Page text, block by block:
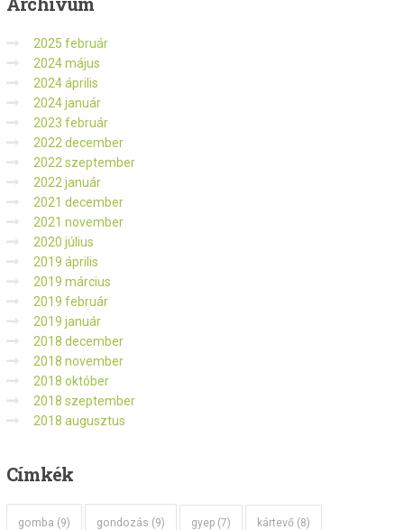
2025 február
2024 május
2024 április
2024 január
2023 február
2022 december
2022 szeptember
2022 január
2021 december
2021 november
2020 július
2019 április
2019 március
2019 február
2019 január
2018 december
2018 november
2018 október
2018 szeptember
2018 augusztus
Címkék
gomba (9) gondozás (9) gyep (7) kártevő (8)